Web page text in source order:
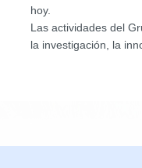
hoy.
Las actividades del
la investigación, la